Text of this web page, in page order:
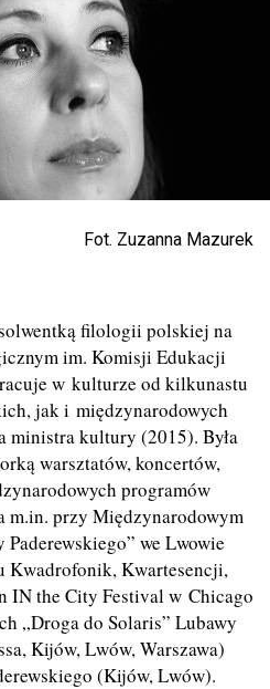
Fot. Zuzanna Mazurek
filologii polskiej na
im. Komisji Edukacji
w kulturze od kilkunastu
jak i międzynarodowych
ministra kultury (2015). Była
warsztatów, koncertów,
programów
m.in. przy Międzynarodowym
we Lwowie
Kwadrofonik, Kwartesencji,
IN the City Festival w Chicago
„Droga do Solaris” Lubawy
Kijów, Lwów, Warszawa)
(Kijów, Lwów).